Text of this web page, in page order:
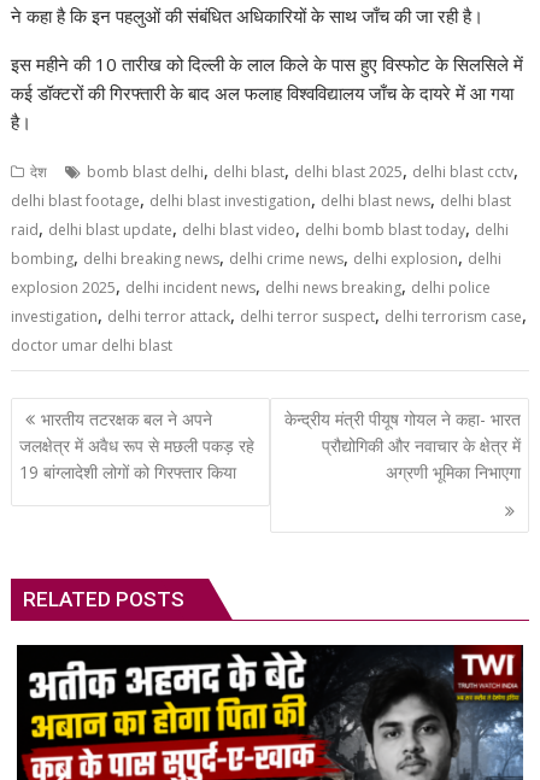
ने कहा है कि इन पहलुओं की संबंधित अधिकारियों के साथ जाँच की जा रही है।
इस महीने की 10 तारीख को दिल्ली के लाल किले के पास हुए विस्फोट के सिलसिले में
कई डॉक्टरों की गिरफ्तारी के बाद अल फलाह विश्वविद्यालय जाँच के दायरे में आ गया
है।
देश bomb blast delhi, delhi blast, delhi blast 2025, delhi blast cctv,
delhi blast footage, delhi blast investigation, delhi blast news, delhi blast
raid, delhi blast update, delhi blast video, delhi bomb blast today, delhi
bombing, delhi breaking news, delhi crime news, delhi explosion, delhi
explosion 2025, delhi incident news, delhi news breaking, delhi police
investigation, delhi terror attack, delhi terror suspect, delhi terrorism case,
doctor umar delhi blast
Post
navigation
भारतीय तटरक्षक बल ने अपने
जलक्षेत्र में अवैध रूप से मछली पकड़ रहे
19 बांग्‍लादेशी लोगों को गिरफ्तार किया
केन्द्रीय मंत्री पीयूष गोयल ने कहा- भारत
प्रौद्योगिकी और नवाचार के क्षेत्र में
अग्रणी भूमिका निभाएगा
RELATED POSTS